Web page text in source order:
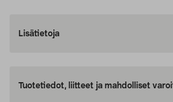
Lisätietoja
Tuotetiedot, liitteet ja mahdolliset